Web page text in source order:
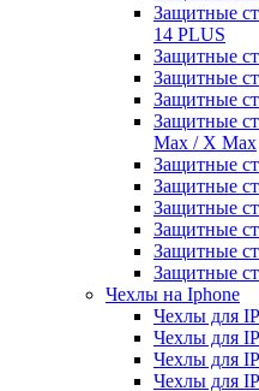
Защитные
14 PLUS
Защитные
Защитные
Защитные
Защитные
Max / X Max
Защитные
Защитные
Защитные
Защитные
Защитные
Защитные
Чехлы на Iphone
Чехлы для
Чехлы для
Чехлы для
Чехлы для